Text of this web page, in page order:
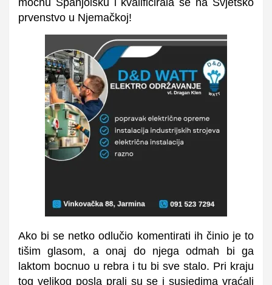
prvenstvo u Njemačkoj!
Ako bi se netko odlučio komentirati ih činio je to
tišim glasom, a onaj do njega odmah bi ga
laktom bocnuo u rebra i tu bi sve stalo. Pri kraju
tog velikog posla prali su se i susjedima vraćali